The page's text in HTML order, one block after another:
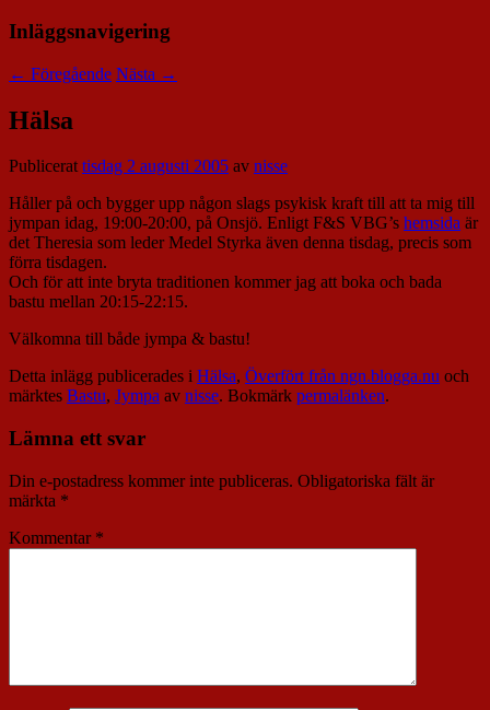
Inläggsnavigering
← Föregående Nästa →
Hälsa
Publicerattisdag 2 augusti 2005 av nisse
Håller på och bygger upp någon slags psykisk kraft till att ta mig till
jympan idag, 19:00-20:00, på Onsjö. Enligt F&S VBG’s hemsida är
det Theresia som leder Medel Styrka även denna tisdag, precis som
förra tisdagen.
Och för att inte bryta traditionen kommer jag att boka och bada
bastu mellan 20:15-22:15.
Välkomna till både jympa & bastu!
Detta inlägg publicerades i Hälsa, Överfört från ngn.blogga.nu och
märktes Bastu, Jympa av nisse. Bokmärk permalänken.
Lämna ett svar
Din e-postadress kommer inte publiceras. Obligatoriska fält är
märkta *
Kommentar *